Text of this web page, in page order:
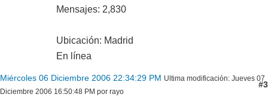
Mensajes: 2,830
Ubicación: Madrid
En línea
Miércoles 06 Diciembre 2006 22:34:29 PM Ultima modificación: Jueves 07
Diciembre 2006 16:50:48 PM por rayo
#3